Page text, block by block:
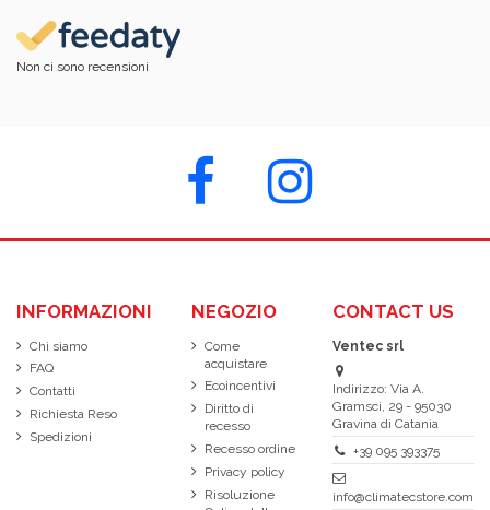
Non ci sono recensioni
INFORMAZIONI
Chi siamo
FAQ
Contatti
Richiesta Reso
Spedizioni
NEGOZIO
Come
acquistare
Ecoincentivi
Diritto di
recesso
Recesso ordine
Privacy policy
Risoluzione
CONTACT US
Ventec srl
Indirizzo: Via A.
Gramsci, 29 - 95030
Gravina di Catania
+39 095 393375
info@climatecstore.com